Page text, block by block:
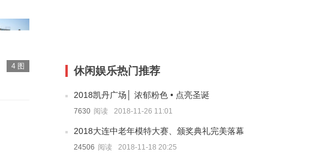
4 图 休闲娱乐热门推荐
2018凯丹广场│ 浓郁粉色 • 点亮圣诞
7630 阅读 2018-11-26 11:01
2018大连中老年模特大赛、颁奖典礼完美落幕
24506 阅读 2018-11-18 20:25